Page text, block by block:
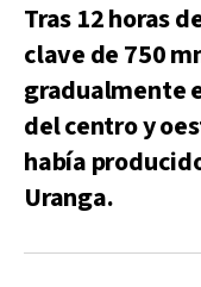
Tras 12 horas
clave de 750
gradualmente
del centro y
había
Uranga.